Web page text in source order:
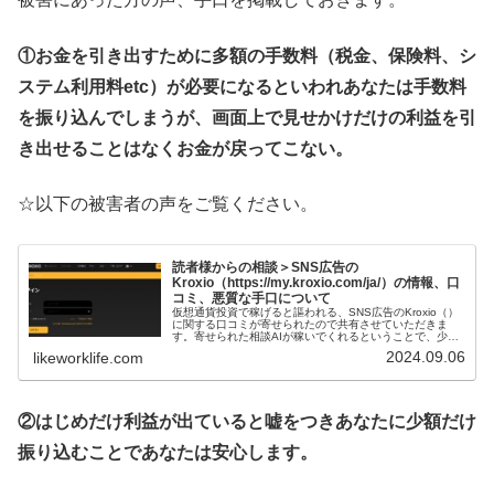
①お金を引き出すために多額の手数料（税金、保険料、シ
ステム利用料etc）が必要になるといわれあなたは手数料
を振り込んでしまうが、画面上で見せかけだけの利益を引
き出せることはなくお金が戻ってこない。
☆以下の被害者の声をご覧ください。
読者様からの相談＞SNS広告の
Kroxio（https://my.kroxio.com/ja/）の情報、口
コミ、悪質な手口について
仮想通貨投資で稼げると謳われる、SNS広告のKroxio（）
に関する口コミが寄せられたので共有させていただきま
す。寄せられた相談AIが稼いでくれるということで、少額
likeworklife.com 2024.09.06
②はじめだけ利益が出ていると嘘をつきあなたに少額だけ
振り込むことであなたは安心します。